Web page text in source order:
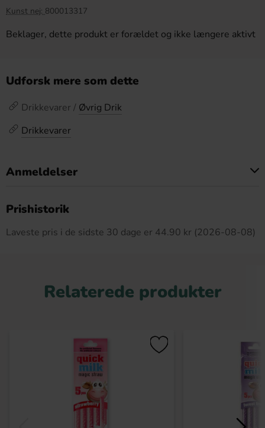
Kunst nej: 800013317
Beklager, dette produkt er forældet og ikke længere aktivt
Udforsk mere som dette
Drikkevarer / Øvrig Drik
Drikkevarer
Anmeldelser
Prishistorik
Laveste pris i de sidste 30 dage er 44.90 kr (2026-08-08)
Relaterede produkter